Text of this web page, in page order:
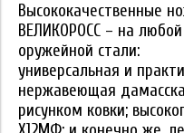
Высококачественные
ВЕЛИКОРОСС – на
оружейной стали:
универсальная и
нержавеющая
рисунком ковки;